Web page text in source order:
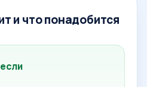
и что понадобится